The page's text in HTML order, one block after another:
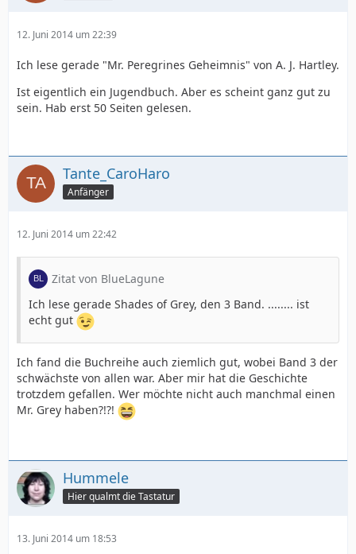
12. Juni 2014 um 22:39
Ich lese gerade "Mr. Peregrines Geheimnis" von A. J. Hartley.
Ist eigentlich ein Jugendbuch. Aber es scheint ganz gut zu
sein. Hab erst 50 Seiten gelesen.
Tante_CaroHaro
Anfänger
12. Juni 2014 um 22:42
Zitat von BlueLagune
Ich lese gerade Shades of Grey, den 3 Band. ........ ist
echt gut
Ich fand die Buchreihe auch ziemlich gut, wobei Band 3 der
schwächste von allen war. Aber mir hat die Geschichte
trotzdem gefallen. Wer möchte nicht auch manchmal einen
Mr. Grey haben?!?!
Hummele
Hier qualmt die Tastatur
13. Juni 2014 um 18:53